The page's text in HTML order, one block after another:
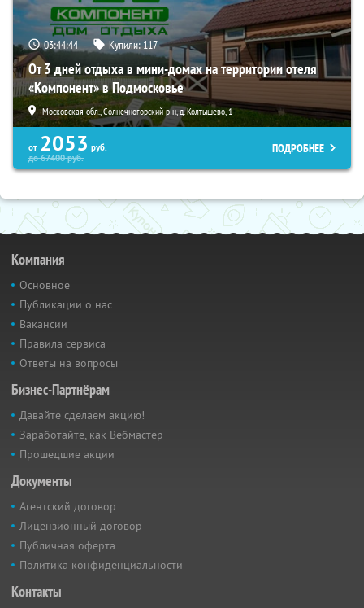
03:44:43 Купили: 117
От 3 дней отдыха в мини-домах на территории отеля
«Компонент» в Подмосковье
Московская обл., Солнечногорский р-н, д. Колтышево, 1
от 2053 руб.
до67400руб.
ПОДРОБНЕЕ
Компания
Основное
Публикации о нас
Вакансии
Правила сервиса
Ответы на вопросы
Бизнес-Партнёрам
Давайте сделаем акцию!
Заработайте, как Вебмастер
Прошедшие акции
Документы
Агентский договор
Лицензионный договор
Публичная оферта
Политика конфиденциальности
Контакты